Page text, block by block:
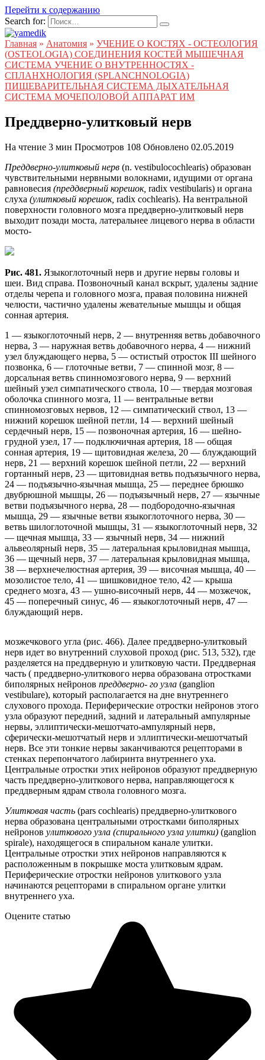
Перейти к содержанию
Search for:
Главная » Анатомия » УЧЕНИЕ О КОСТЯХ - ОСТЕОЛОГИЯ
(OSTEOLOGIA) СОЕДИНЕНИЯ КОСТЕЙ МЫШЕЧНАЯ
СИСТЕМА УЧЕНИЕ О ВНУТРЕННОСТЯХ -
СПЛАНХНОЛОГИЯ (SPLANCHNOLOGIA)
ПИЩЕВАРИТЕЛЬНАЯ СИСТЕМА ДЫХАТЕЛЬНАЯ
СИСТЕМА МОЧЕПОЛОВОЙ АППАРАТ ИМ
Преддверно-улитковый нерв
На чтение 3 мин Просмотров 108 Обновлено 02.05.2019
Преддверно-улитковый нерв (n. vestibulocochlearis) образован
чувствительными нервными волокнами, идущими от органа
равновесия (преддверный корешок, radix vestibularis) и органа
слуха (улитковый корешок, radix cochlearis). На вентральной
поверхности головного мозга преддверно-улитковый нерв
выходит позади моста, латеральнее лицевого нерва в области
мосто-
Рис. 481. Языкоглоточный нерв и другие нервы головы и
шеи. Вид справа. Позвоночный канал вскрыт, удалены задние
отделы черепа и головного мозга, правая половина нижней
челюсти, частично удалены жевательные мышцы и общая
сонная артерия.
1 — языкоглоточный нерв, 2 — внутренняя ветвь добавочного
нерва, 3 — наружная ветвь добавочного нерва, 4 — нижний
узел блуждающего нерва, 5 — остистый отросток III шейного
позвонка, 6 — глоточные ветви, 7 — спинной мозг, 8 —
дорсальная ветвь спинномозгового нерва, 9 — верхний
шейный узел симпатического ствола, 10 — твердая мозговая
оболочка спинного мозга, 11 — вентральные ветви
спинномозговых нервов, 12 — симпатический ствол, 13 —
нижний корешок шейной петли, 14 — верхний шейный
сердечный нерв, 15 — позвоночная артерия, 16 — шейно-
грудной узел, 17 — подключичная артерия, 18 — общая
сонная артерия, 19 — щитовидная железа, 20 — блуждающий
нерв, 21 — верхний корешок шейной петли, 22 — верхний
гортанный нерв, 23 — щитовидная ветвь подъязычного нерва,
24 — подъязычно-язычная мышца, 25 — переднее брюшко
двубрюшной мышцы, 26 — подъязычный нерв, 27 — язычные
ветви подъязычного нерва, 28 — подбородочно-язычная
мышца, 29 — язычные ветви языкоглоточного нерва, 30 —
ветвь шилоглоточной мышцы, 31 — языкоглоточный нерв, 32
— щечная мышца, 33 — язычный нерв, 34 — нижний
альвеолярный нерв, 35 — латеральная крыловидная мышца,
36 — щечный нерв, 37 — латеральная крыловидная мышца,
38 — верхнечелюстная артерия, 39 — височная мышца, 40 —
мозолистое тело, 41 — шишковидное тело, 42 — крыша
среднего мозга, 43 — ушно-височный нерв, 44 — мозжечок,
45 — поперечный синус, 46 — языкоглоточный нерв, 47 —
блуждающий нерв.
мозжечкового угла (рис. 466). Далее преддверно-улитковый
нерв идет во внутренний слуховой проход (рис. 513, 532), где
разделяется на преддверную и улитковую части. Преддверная
часть ( преддверно-улиткового нерва образована отростками
биполярных нейронов преддверно- го узла (ganglion
vestibulare), который располагается на дне внутреннего
слухового прохода. Периферические отростки нейронов этого
узла образуют передний, задний и латеральный ампулярные
нервы, эллиптически-мешотчато-ампулярный нерв,
сферически-мешотчатый нерв и эллиптически-мешотчатый
нерв. Все эти тонкие нервы заканчиваются рецепторами в
стенках перепончатого лабиринта внутреннего уха.
Центральные отростки этих нейронов образуют преддверную
часть преддверно-улиткового нерва, направляющегося к
преддверным ядрам ствола головного мозга.
Улитковая часть (pars cochlearis) преддверно-улиткового
нерва образована центральными отростками биполярных
нейронов улиткового узла (спирального узла улитки) (ganglion
spirale), находящегося в спиральном канале улитки.
Центральные отростки этих нейронов направляются к
расположенным в покрышке моста улитковым ядрам.
Периферические отростки нейронов улиткового узла
начинаются рецепторами в спиральном органе улитки
внутреннего уха.
Оцените статью